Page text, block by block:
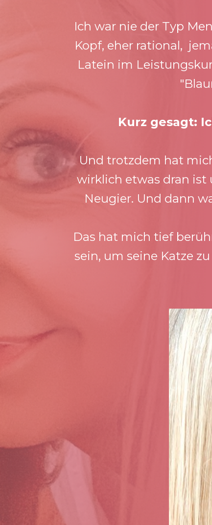
Ich war nie der Typ
Kopf, eher rational,
Latein im
Kurz gesagt:
Und trotzdem hat
wirklich etwas dran ist
Neugier. Und dann
Das hat mich tief
sein, um seine Katze